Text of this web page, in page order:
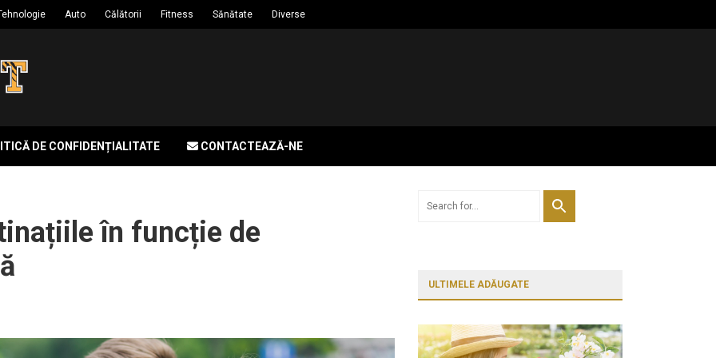
Auto Călătorii Fitness Sănătate Diverse
DE CONFIDENȚIALITATE CONTACTEAZĂ-NE
în funcție de
ULTIMELE ADĂUGATE